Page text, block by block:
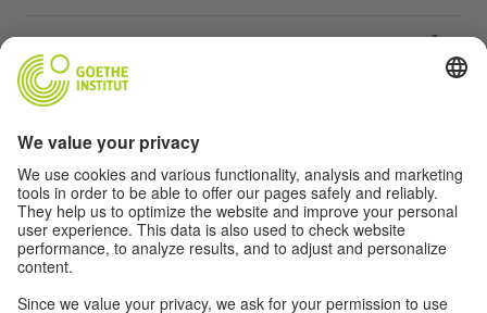
ماڵپەڕە زیاتر
پۆرتاڵی مامۆستا "Deutschstunde"